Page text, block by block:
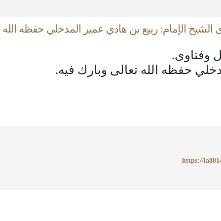
الإمام: ربيع بن هادي عمير المدخلي حفظه الله
وفتاوى.
حفظه الله تعالى وبارك فيه.
https://